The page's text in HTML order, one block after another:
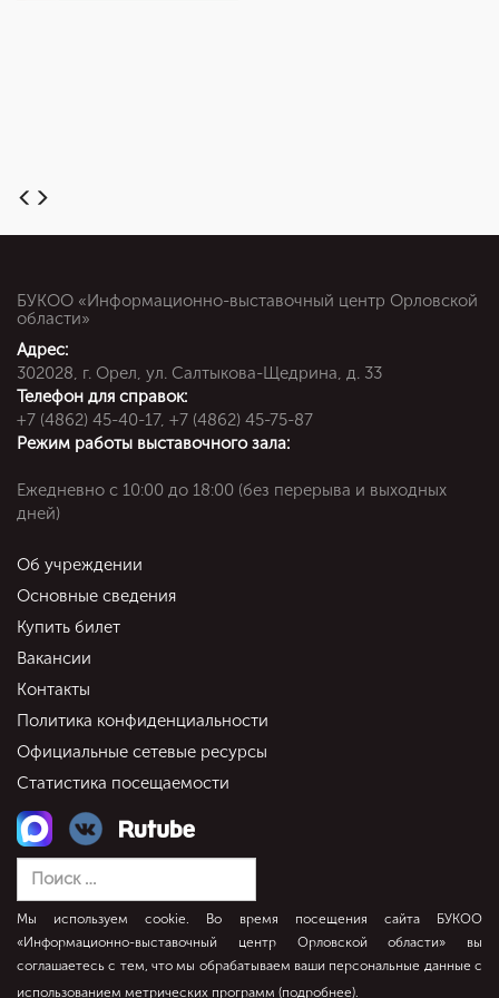
БУКОО «Информационно-выставочный центр Орловской
области»
Адрес:
302028, г. Орел, ул. Салтыкова-Щедрина, д. 33
Телефон для справок:
+7 (4862) 45-40-17, +7 (4862) 45-75-87
Режим работы выставочного зала:
Ежедневно c 10:00 до 18:00 (без перерыва и выходных
дней)
Об учреждении
Основные сведения
Купить билет
Вакансии
Контакты
Политика конфиденциальности
Официальные сетевые ресурсы
Статистика посещаемости
Мы используем cookie. Во время посещения сайта БУКОО
«Информационно-выставочный центр Орловской области» вы
соглашаетесь с тем, что мы обрабатываем ваши персональные данные с
использованием метрических программ (подробнее).